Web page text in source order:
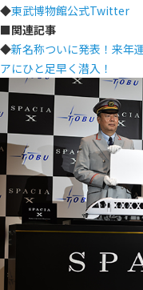
◆東武博物館公式Twitter
■関連記事
◆新名称ついに発表！来年
アにひと足早く潜入！